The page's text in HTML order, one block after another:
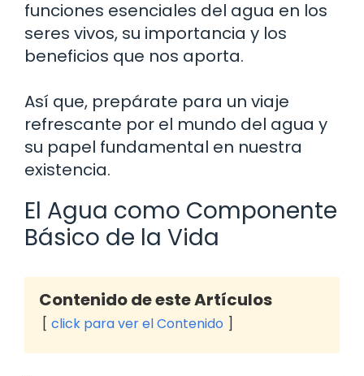
funciones esenciales del agua en los
seres vivos, su importancia y los
beneficios que nos aporta.
Así que, prepárate para un viaje
refrescante por el mundo del agua y
su papel fundamental en nuestra
existencia.
El Agua como Componente
Básico de la Vida
Contenido de este Artículos
click para ver el Contenido